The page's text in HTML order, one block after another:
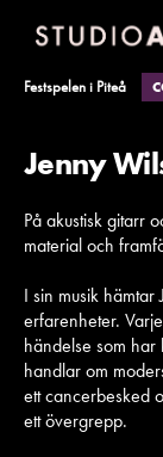
Festspelen i Piteå
Jenny
På akustisk gitarr
material och
I sin musik
erfarenheter.
händelse som
handlar om
ett cancerbesked
ett övergrepp.